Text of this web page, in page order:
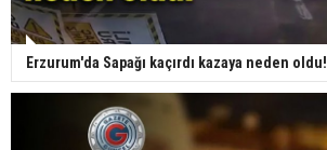
Erzurum'da Sapağı kaçırdı kazaya neden oldu!